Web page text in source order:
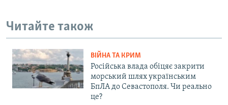
Читайте також
ВІЙНА ТА КРИМ
Російська влада обіцяє закрити
морський шлях українським
БпЛА до Севастополя. Чи реально
це?